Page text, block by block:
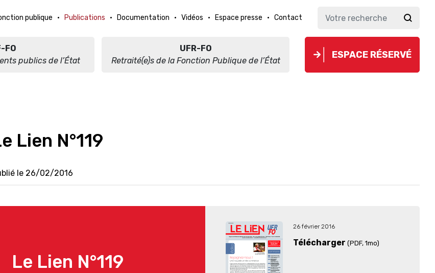
publique Publications Documentation Vidéos Espace presse Contact
FO
publics de l’État
UFR-FO
Retraité(e)s de la Fonction Publique de l’État
ESPACE RÉSERVÉ
Lien N°119
le 26/02/2016
Le Lien N°119
26 février 2016
Télécharger (PDF, 1mo)